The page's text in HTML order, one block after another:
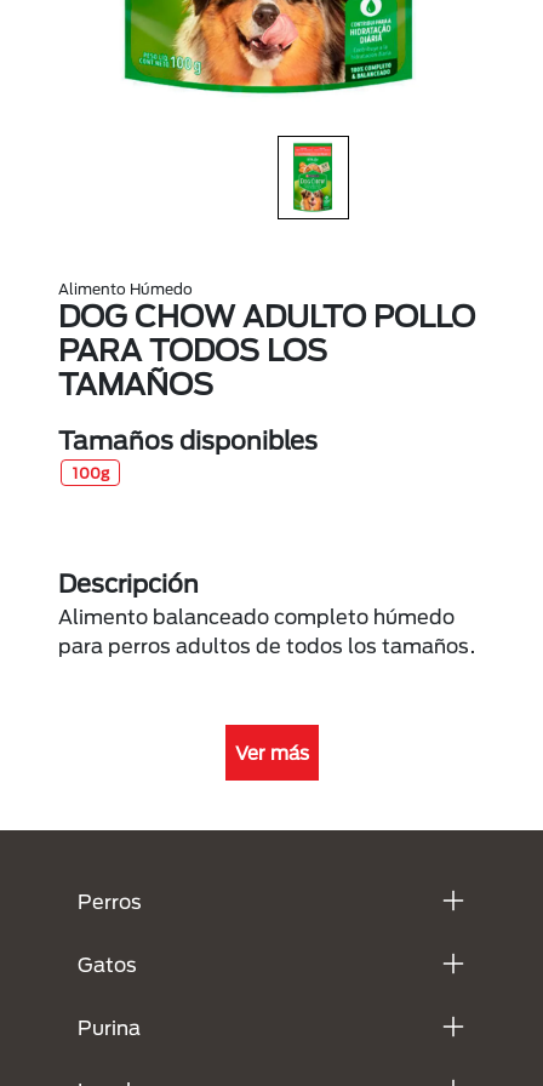
Alimento Húmedo
DOG CHOW ADULTO POLLO
PARA TODOS LOS
TAMAÑOS
Tamaños disponibles
100g
Descripción
Alimento balanceado completo húmedo
para perros adultos de todos los tamaños.
Ver más
Perros
Gatos
Purina